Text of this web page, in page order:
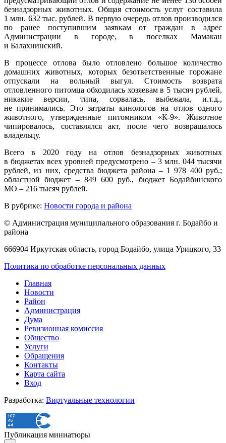
безнадзорных животных. Общая стоимость услуг составила
1 млн. 632 тыс. рублей. В первую очередь отлов производился
по ранее поступившим заявкам от граждан в адрес
Администрации в городе, в поселках Мамакан
и Балахнинский.
В процессе отлова было отловлено большое количество
домашних животных, которых безответственные горожане
отпускали на вольный выгул. Стоимость возврата
отловленного питомца обходилась хозяевам в 5 тысяч рублей,
никакие версии, типа, сорвалась, выбежала, и.т.д.,
не принимались. Это затраты кинологов на отлов одного
животного, утвержденные питомником «К-9». Животное
чипировалось, составлялся акт, после чего возвращалось
владельцу.
Всего в 2020 году на отлов безнадзорных животных
в бюджетах всех уровней предусмотрено – 3 млн. 044 тысячи
рублей, из них, средства бюджета района – 1 978 400 руб.;
областной бюджет – 849 600 руб., бюджет Бодайбинского
МО – 216 тысяч рублей.
В рубрике: Новости города и района
© Администрация муниципального образования г. Бодайбо и
района
666904 Иркутская область, город Бодайбо, улица Урицкого, 33
Политика по обработке персональных данных
Главная
Новости
Район
Администрация
Дума
Ревизионная комиссия
Общество
Услуги
Обращения
Контакты
Карта сайта
Вход
Разработка: Виртуальные технологии
Публикация миниатюры